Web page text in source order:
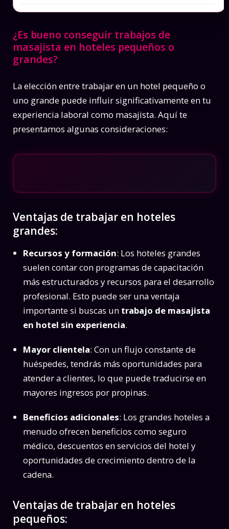
¿Es bueno conseguir trabajos de
masajista en hoteles pequeños o
grandes?
La elección entre trabajar en un hotel pequeño o
uno grande puede influir significativamente en tu
experiencia laboral como masajista. Aquí te
presentamos algunas consideraciones:
Ventajas de trabajar en hoteles
grandes:
Recursos y formación: Los hoteles grandes
suelen contar con programas de capacitación
más estructurados y recursos para el desarrollo
profesional. Esto puede ser una ventaja
importante si buscas un trabajo de masajista
en hotel sin experiencia.
Mayor clientela: Con un flujo constante de
huéspedes, tendrás más oportunidades para
atender a clientes, lo que puede traducirse en
mayores ingresos por propinas.
Beneficios adicionales: Los grandes hoteles a
menudo ofrecen beneficios como seguro
médico, descuentos en servicios del hotel y
oportunidades de crecimiento dentro de la
cadena.
Ventajas de trabajar en hoteles
pequeños: